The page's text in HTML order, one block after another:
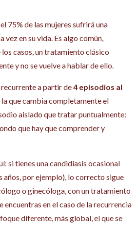
75% de las mujeres sufrirá una
vez en su vida. Es algo común,
los casos, un tratamiento clásico
y no se vuelve a hablar de ello.
a partir de4 episodios al
la que cambia completamente el
aislado que tratar puntualmente:
que hay que comprender y
si tienes una candidiasis ocasional
años, por ejemplo), lo correcto sigue
o ginecóloga, con un tratamiento
encuentras en el caso de la recurrencia
diferente, más global, el que se